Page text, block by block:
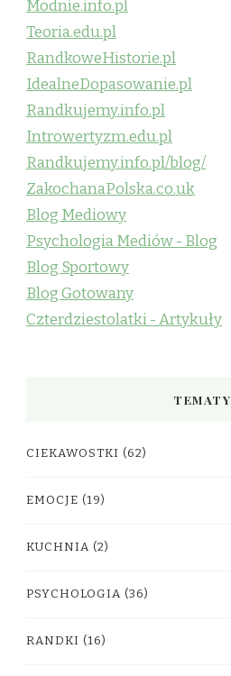
Modnie.info.pl
Teoria.edu.pl
RandkoweHistorie.pl
IdealneDopasowanie.pl
Randkujemy.info.pl
Introwertyzm.edu.pl
Randkujemy.info.pl/blog/
ZakochanaPolska.co.uk
Blog Mediowy
Psychologia Mediów - Blog
Blog Sportowy
Blog Gotowany
Czterdziestolatki - Artykuły
TEMATY
CIEKAWOSTKI (62)
EMOCJE (19)
KUCHNIA (2)
PSYCHOLOGIA (36)
RANDKI (16)